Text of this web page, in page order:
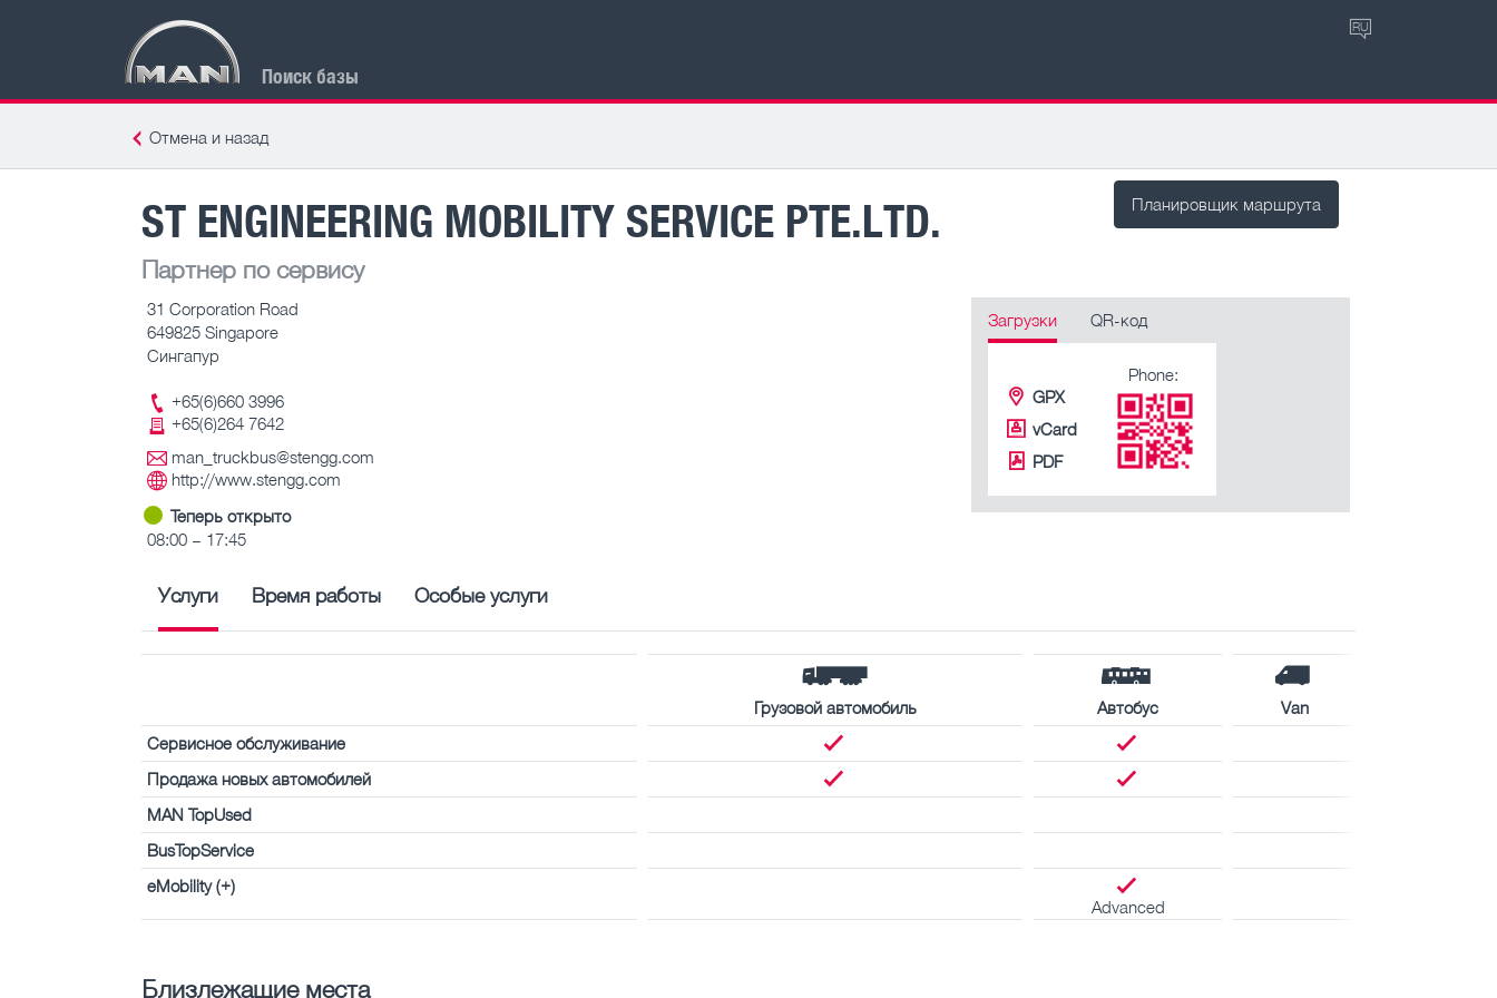
Поиск базы
RU
Отмена и назад
Планировщик маршрута
ST ENGINEERING MOBILITY SERVICE PTE.LTD.
Партнер по сервису
31 Corporation Road
649825 Singapore
Сингапур
+65(6)660 3996
+65(6)264 7642
man_truckbus@stengg.com
http://www.stengg.com
Теперь открыто
08:00 – 17:45
Загрузки QR-код
GPX
vCard
PDF
Phone:
Услуги Время работы Особые услуги
Грузовой автомобиль Автобус
Van
Сервисное обслуживание
Продажа новых автомобилей
MAN TopUsed
BusTopService
eMobility (+)
Advanced
Близлежащие места